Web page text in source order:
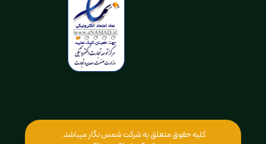
کلیه حقوق متعلق به شرکت شمس نگار میباشد.